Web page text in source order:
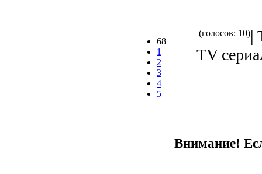
68
1
2
3
4
5
(голосов: 10)|
TV
Внимание!